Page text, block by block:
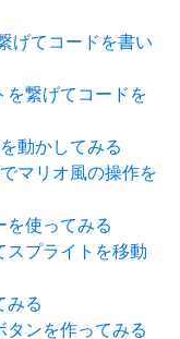
げてコードを書い
繋げてコードを
動かしてみる
マリオ風の操作を
使ってみる
プライトを移動
みる
ンを作ってみる